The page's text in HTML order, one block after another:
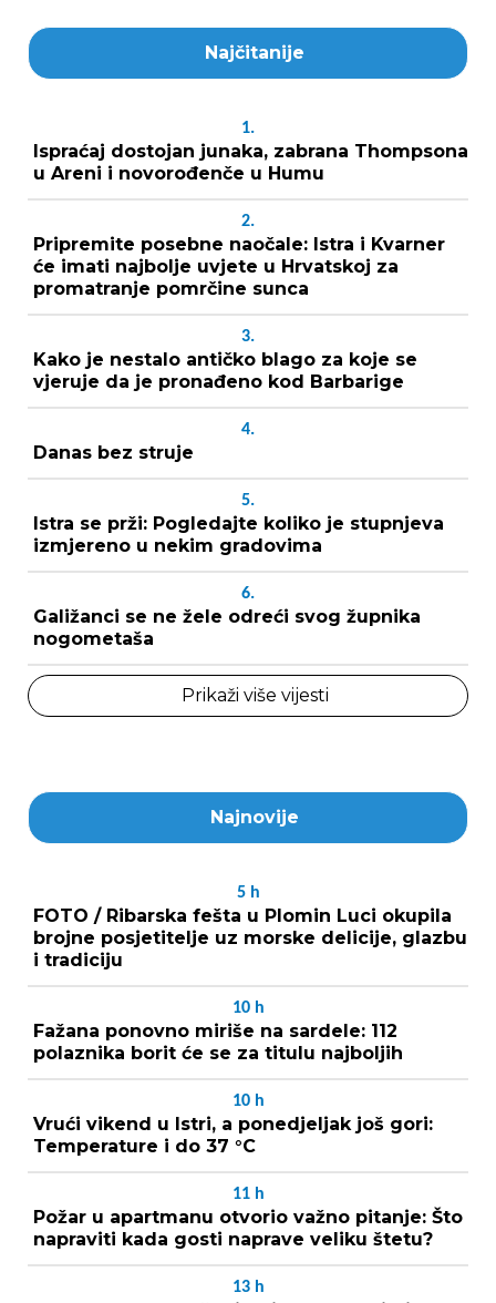
Najčitanije
1.
Ispraćaj dostojan junaka, zabrana Thompsona
u Areni i novorođenče u Humu
2.
Pripremite posebne naočale: Istra i Kvarner
će imati najbolje uvjete u Hrvatskoj za
promatranje pomrčine sunca
3.
Kako je nestalo antičko blago za koje se
vjeruje da je pronađeno kod Barbarige
4.
Danas bez struje
5.
Istra se prži: Pogledajte koliko je stupnjeva
izmjereno u nekim gradovima
6.
Galižanci se ne žele odreći svog župnika
nogometaša
Prikaži više vijesti
Najnovije
5 h
FOTO / Ribarska fešta u Plomin Luci okupila
brojne posjetitelje uz morske delicije, glazbu
i tradiciju
10 h
Fažana ponovno miriše na sardele: 112
polaznika borit će se za titulu najboljih
10 h
Vrući vikend u Istri, a ponedjeljak još gori:
Temperature i do 37 °C
11 h
Požar u apartmanu otvorio važno pitanje: Što
napraviti kada gosti naprave veliku štetu?
13 h